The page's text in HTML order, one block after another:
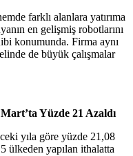
farklı alanlara yatırıma
en gelişmiş robotlarını
konumunda. Firma aynı
de büyük çalışmalar
Yüzde 21 Azaldı
yıla göre yüzde 21,08
ülkeden yapılan ithalatta